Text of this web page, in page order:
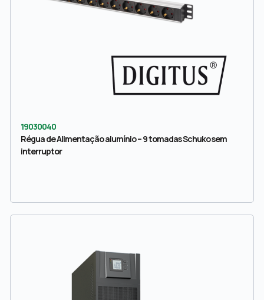
19030040
Régua de Alimentação alumínio – 9 tomadas Schuko sem
interruptor